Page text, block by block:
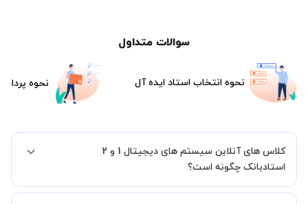
سوالات متداول
نحوه انتخاب استاد ایده آل نحوه
کلاس های آنلاین سیستم های دیجیتال 1 و 2
استادبانک چگونه است؟